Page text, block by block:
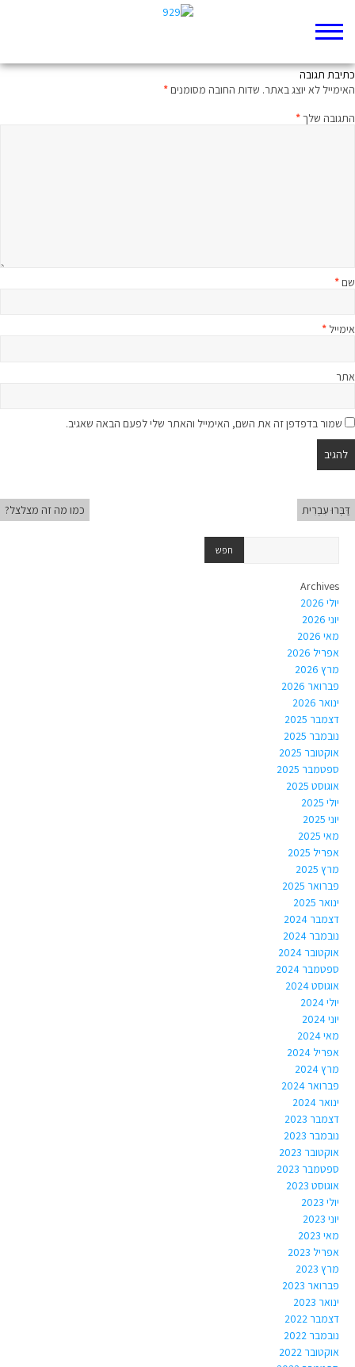
כתיבת תגובה
האימייל לא יוצג באתר. שדות החובה מסומנים*
התגובה שלך*
שם*
אימייל *
אתר
שמור בדפדפן זה את השם, האימייל והאתר שלי לפעם הבאה שאגיב.
דַּבְּרוּ עִבְרִית כמו מה זה מצלצל?
Archives
יולי 2026
יוני 2026
מאי 2026
אפריל 2026
מרץ 2026
פברואר 2026
ינואר 2026
דצמבר 2025
נובמבר 2025
אוקטובר 2025
ספטמבר 2025
אוגוסט 2025
יולי 2025
יוני 2025
מאי 2025
אפריל 2025
מרץ 2025
פברואר 2025
ינואר 2025
דצמבר 2024
נובמבר 2024
אוקטובר 2024
ספטמבר 2024
אוגוסט 2024
יולי 2024
יוני 2024
מאי 2024
אפריל 2024
מרץ 2024
פברואר 2024
ינואר 2024
דצמבר 2023
נובמבר 2023
אוקטובר 2023
ספטמבר 2023
אוגוסט 2023
יולי 2023
יוני 2023
מאי 2023
אפריל 2023
מרץ 2023
פברואר 2023
ינואר 2023
דצמבר 2022
נובמבר 2022
אוקטובר 2022